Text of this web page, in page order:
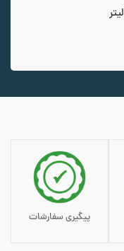
پیگیری سفارشات